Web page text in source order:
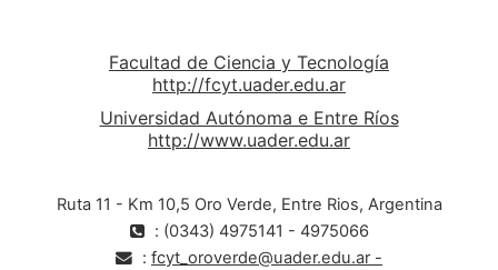
Facultad de Ciencia y Tecnología
http://fcyt.uader.edu.ar
Universidad Autónoma e Entre Ríos
http://www.uader.edu.ar
Ruta 11 - Km 10,5 Oro Verde, Entre Rios, Argentina
: (0343) 4975141 - 4975066
: fcyt_oroverde@uader.edu.ar -